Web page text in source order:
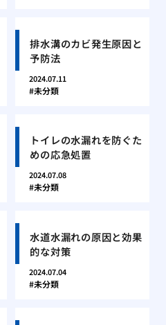
排水溝のカビ発生原因と
予防法
2024.07.11
未分類
トイレの水漏れを防ぐた
めの応急処置
2024.07.08
未分類
水道水漏れの原因と効果
的な対策
2024.07.04
未分類